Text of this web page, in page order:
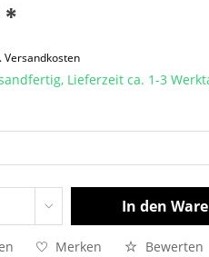
Versandkosten
Lieferzeit ca. 1-3
In den
Merken Bewerten